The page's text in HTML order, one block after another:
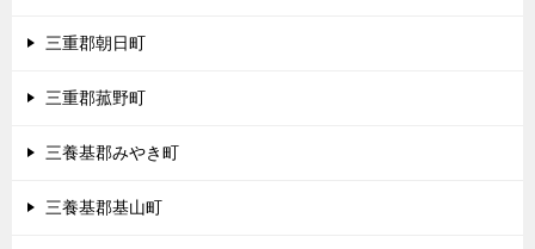
三重郡朝日町
三重郡菰野町
三養基郡みやき町
三養基郡基山町